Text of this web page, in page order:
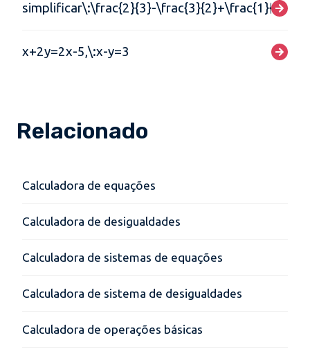
simplificar\:\frac{2}{3}-\frac{3}{2}+\frac{1}{4}
x+2y=2x-5,\:x-y=3
Relacionado
Calculadora de equações
Calculadora de desigualdades
Calculadora de sistemas de equações
Calculadora de sistema de desigualdades
Calculadora de operações básicas